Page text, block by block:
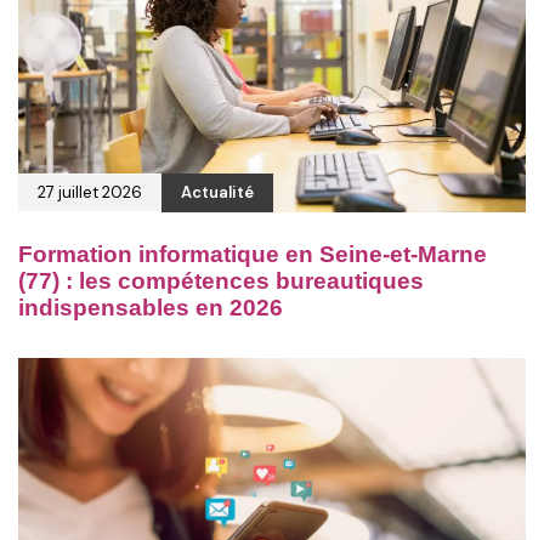
27 juillet 2026 Actualité
Formation informatique en Seine-et-Marne
(77) : les compétences bureautiques
indispensables en 2026